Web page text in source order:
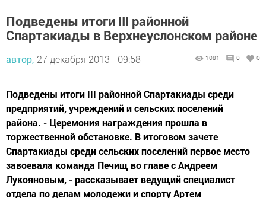
Подведены итоги III районной
Спартакиады в Верхнеуслонском районе
автор, 27 декабря 2013 - 09:58 1081 0 0
Подведены итоги III районной Спартакиады среди
предприятий, учреждений и сельских поселений
района. - Церемония награждения прошла в
торжественной обстановке. В итоговом зачете
Спартакиады среди сельских поселений первое место
завоевала команда Печищ во главе с Андреем
Лукояновым, - рассказывает ведущий специалист
отдела по делам молодежи и спорту Артем